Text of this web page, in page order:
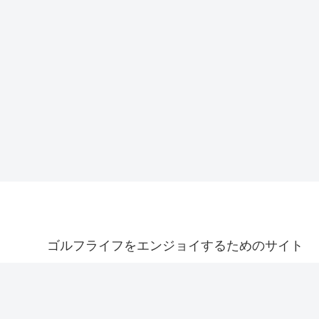
ゴルフライフをエンジョイするためのサイト